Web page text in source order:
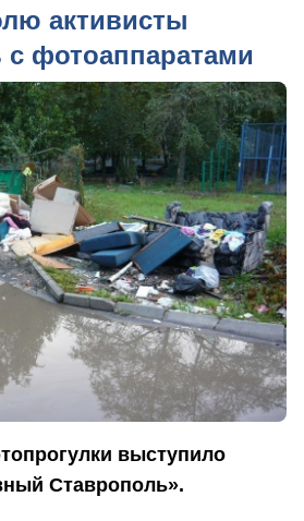
активисты
с фотоаппаратами
выступило
Ставрополь».